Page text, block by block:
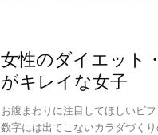
女性のダイエット
がキレイな女子
お腹まわりに注目してほしいビ
数字には出てこないカラダづく